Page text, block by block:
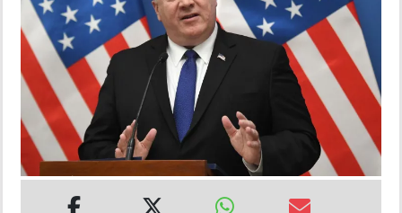
MUNDO
INSÓLITAS
MULTIMEDIA
IMPRESO